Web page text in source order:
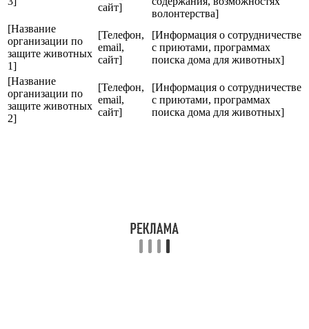
сайт]
волонтерства]
[Название
организации по
защите животных
1]
[Телефон,
email,
сайт]
[Информация о сотрудничестве
с приютами, программах
поиска дома для животных]
[Название
организации по
защите животных
2]
[Телефон,
email,
сайт]
[Информация о сотрудничестве
с приютами, программах
поиска дома для животных]